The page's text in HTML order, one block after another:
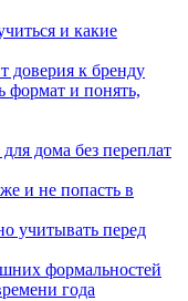
и какие
доверия к бренду
формат и понять,
дома без переплат
и не попасть в
учитывать перед
формальностей
года